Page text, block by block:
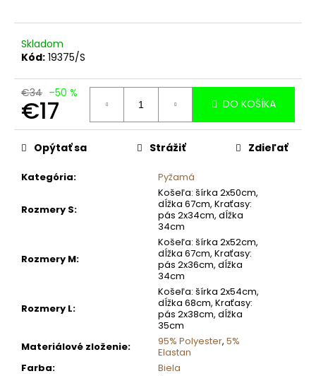
Skladom
Kód: 19375/S
€34 –50 %
€17
Jednotková
cena:
DO KOŠÍKA
Kategória: Pyžamá
Rozmery S:
Košeľa: šírka 2x50cm,
dĺžka 67cm, Kraťasy:
pás 2x34cm, dĺžka
34cm
Rozmery M:
Košeľa: šírka 2x52cm,
dĺžka 67cm, Kraťasy:
pás 2x36cm, dĺžka
34cm
Rozmery L:
Košeľa: šírka 2x54cm,
dĺžka 68cm, Kraťasy:
pás 2x38cm, dĺžka
35cm
Materiálové zloženie: 95% Polyester, 5%
Elastan
Farba:
Biela
Opýtať sa Strážiť Zdieľať
e